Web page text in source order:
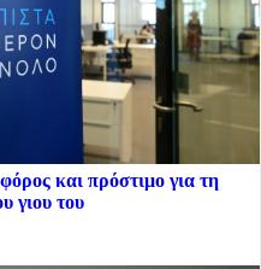
και πρόστιμο για τη
γιου του